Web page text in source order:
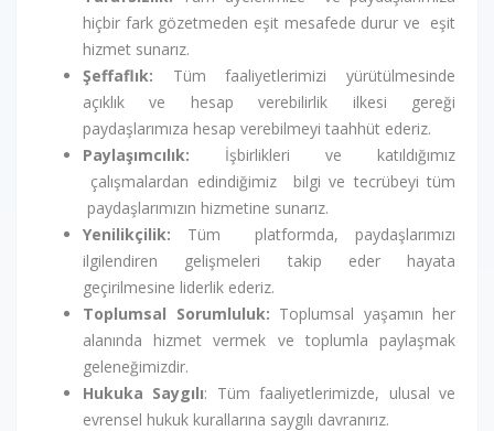
hiçbir fark gözetmeden eşit mesafede durur ve eşit
hizmet sunarız.
Şeffaflık: Tüm faaliyetlerimizi yürütülmesinde
açıklık ve hesap verebilirlik ilkesi gereği
paydaşlarımıza hesap verebilmeyi taahhüt ederiz.
Paylaşımcılık: İşbirlikleri ve katıldığımız
çalışmalardan edindiğimiz bilgi ve tecrübeyi tüm
paydaşlarımızın hizmetine sunarız.
Yenilikçilik: Tüm platformda, paydaşlarımızı
ilgilendiren gelişmeleri takip eder hayata
geçirilmesine liderlik ederiz.
Toplumsal Sorumluluk: Toplumsal yaşamın her
alanında hizmet vermek ve toplumla paylaşmak
geleneğimizdir.
Hukuka Saygılı: Tüm faaliyetlerimizde, ulusal ve
evrensel hukuk kurallarına saygılı davranırız.